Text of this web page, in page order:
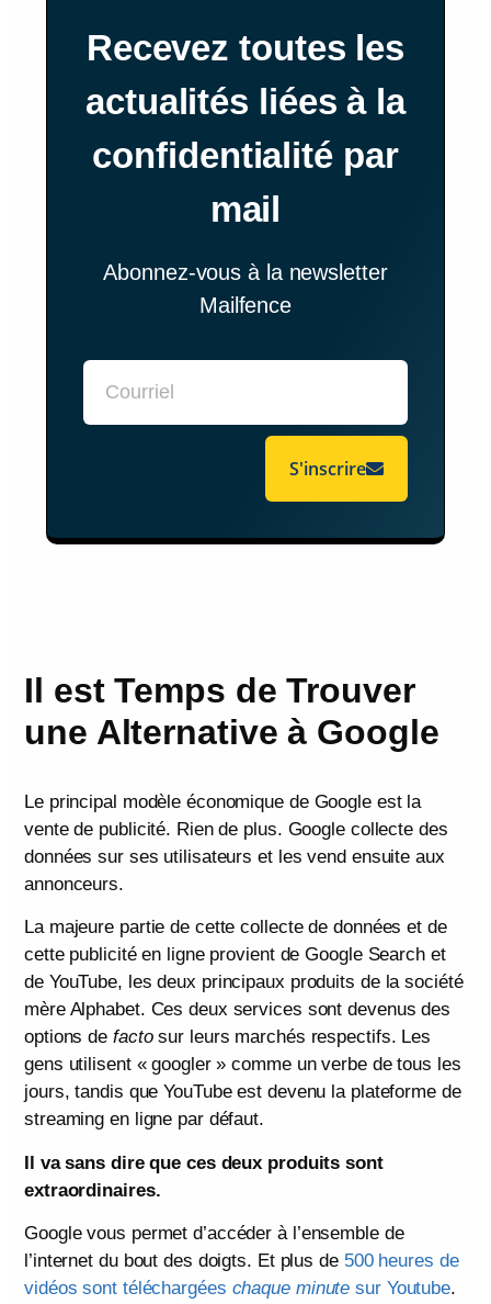
Recevez toutes les
actualités liées à la
confidentialité par
mail
Abonnez-vous à la newsletter
Mailfence
S'inscrire
Il est Temps de Trouver
une Alternative à Google
Le principal modèle économique de Google est la
vente de publicité. Rien de plus. Google collecte des
données sur ses utilisateurs et les vend ensuite aux
annonceurs.
La majeure partie de cette collecte de données et de
cette publicité en ligne provient de Google Search et
de YouTube, les deux principaux produits de la société
mère Alphabet. Ces deux services sont devenus des
options de factosur leurs marchés respectifs. Les
gens utilisent « googler » comme un verbe de tous les
jours, tandis que YouTube est devenu la plateforme de
streaming en ligne par défaut.
Il va sans dire que ces deux produits sont
extraordinaires.
Google vous permet d’accéder à l’ensemble de
l’internet du bout des doigts. Et plus de 500 heures de
vidéos sont téléchargées chaque minute sur Youtube.